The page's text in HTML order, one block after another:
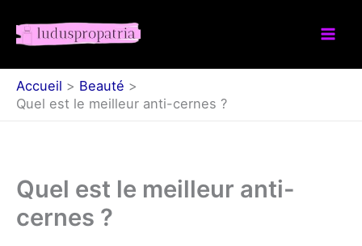
Accueil
Beauté
Quel est le meilleur anti-cernes ?
Quel est le meilleur anti-
cernes ?